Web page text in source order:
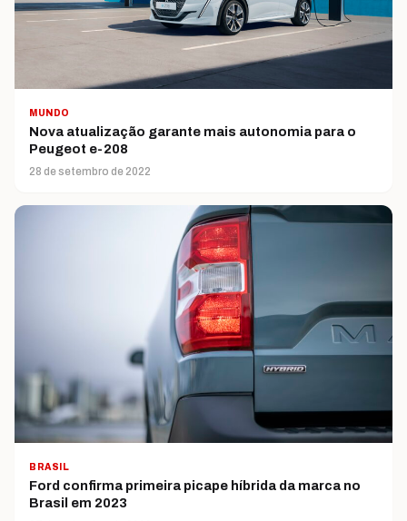
MUNDO
Nova atualização garante mais autonomia para o
Peugeot e-208
28 de setembro de 2022
BRASIL
Ford confirma primeira picape híbrida da marca no
Brasil em 2023